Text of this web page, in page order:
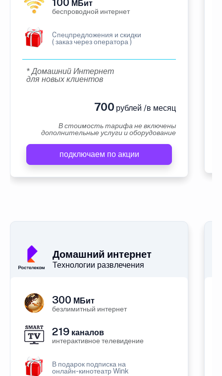
МБит
беспроводной интернет
Cпецпредложения и скидки
( заказ через оператора )
* Домашний Интернет
для новых клиентов
700 рублей /в месяц
В стоимость тарифа не включены
дополнительные услуги и оборудование
подключаем по акции
Домашний интернет
Технологии развлечения
300 МБит
безлимитный интернет
219 каналов
интерактивное телевидение
В подарок подписка на
онлайн-кинотеатр Wink